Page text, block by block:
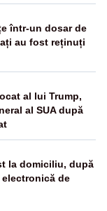
într-un dosar de
au fost reținuți
al lui Trump,
al SUA după
la domiciliu, după
de